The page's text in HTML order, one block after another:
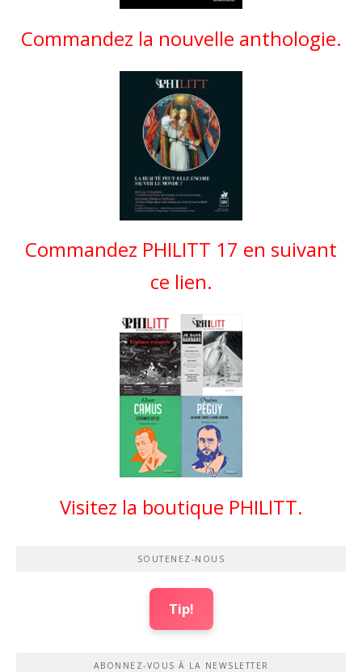
Commandez la nouvelle anthologie.
Commandez PHILITT 17 en suivant
ce lien.
Visitez la boutique PHILITT.
SOUTENEZ-NOUS
Tip!
ABONNEZ-VOUS À LA NEWSLETTER